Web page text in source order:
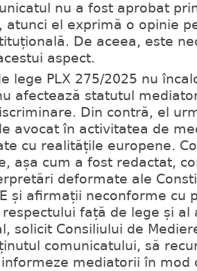
nu a fost aprobat
atunci el exprimă o opinie
De aceea, este
aspect.
lege PLX 275/2025 nu
afectează statutul
Din contră, el
avocat în activitatea de
cu realitățile europene.
așa cum a fost redactat,
deformate ale
și afirmații neconforme cu
respectului față de lege și al
solicit Consiliului de
comunicatului, să
mediatorii în mod